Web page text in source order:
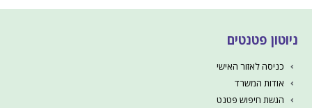
ניוטון פטנטים
כניסה לאזור האישי
אודות המשרד
הגשת חיפוש פטנט